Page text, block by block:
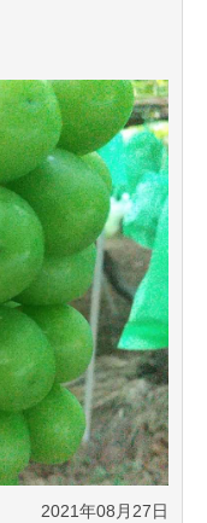
2021年08月27日